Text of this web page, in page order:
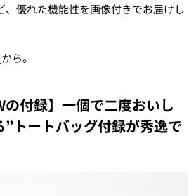
、優れた機能性を画像付きでお届けし
から。
の付録】一個で二度おいし
”トートバッグ付録が秀逸で